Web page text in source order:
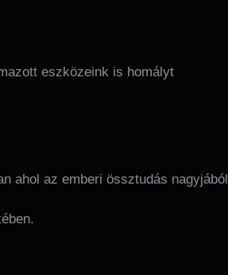
eszközeink is homályt
ahol az emberi össztudás nagyjából